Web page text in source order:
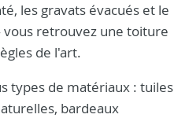
les gravats évacués et le
retrouvez une toiture
de l'art.
types de matériaux : tuiles
bardeaux